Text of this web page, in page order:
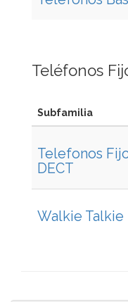
Teléfonos
Subfamilia
Telefonos
DECT
Walkie Talkie